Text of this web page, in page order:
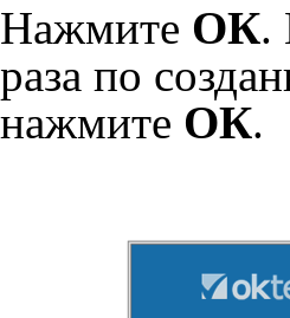
Нажмите ОК.
раза по
нажмите ОК.